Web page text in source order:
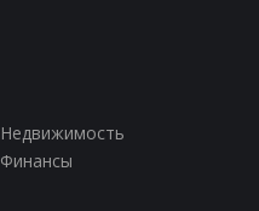
Недвижимость
Финансы